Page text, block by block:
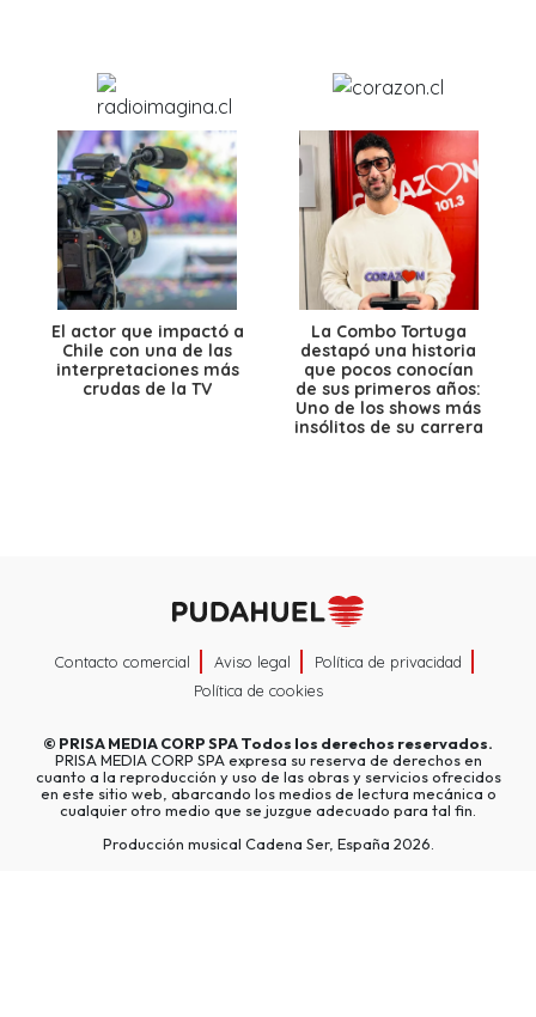
El actor que impactó a
Chile con una de las
interpretaciones más
crudas de la TV
La Combo Tortuga
destapó una historia
que pocos conocían
de sus primeros años:
Uno de los shows más
insólitos de su carrera
Contacto comercial Aviso legal
Política de privacidad
Política de cookies
© PRISA MEDIA CORP SPATodos los derechos reservados.
PRISA MEDIA CORP SPA expresa su reserva de derechos en
cuanto a la reproducción y uso de las obras y servicios ofrecidos
en este sitio web, abarcando los medios de lectura mecánica o
cualquier otro medio que se juzgue adecuado para tal fin.
Producción musical Cadena Ser, España 2026.